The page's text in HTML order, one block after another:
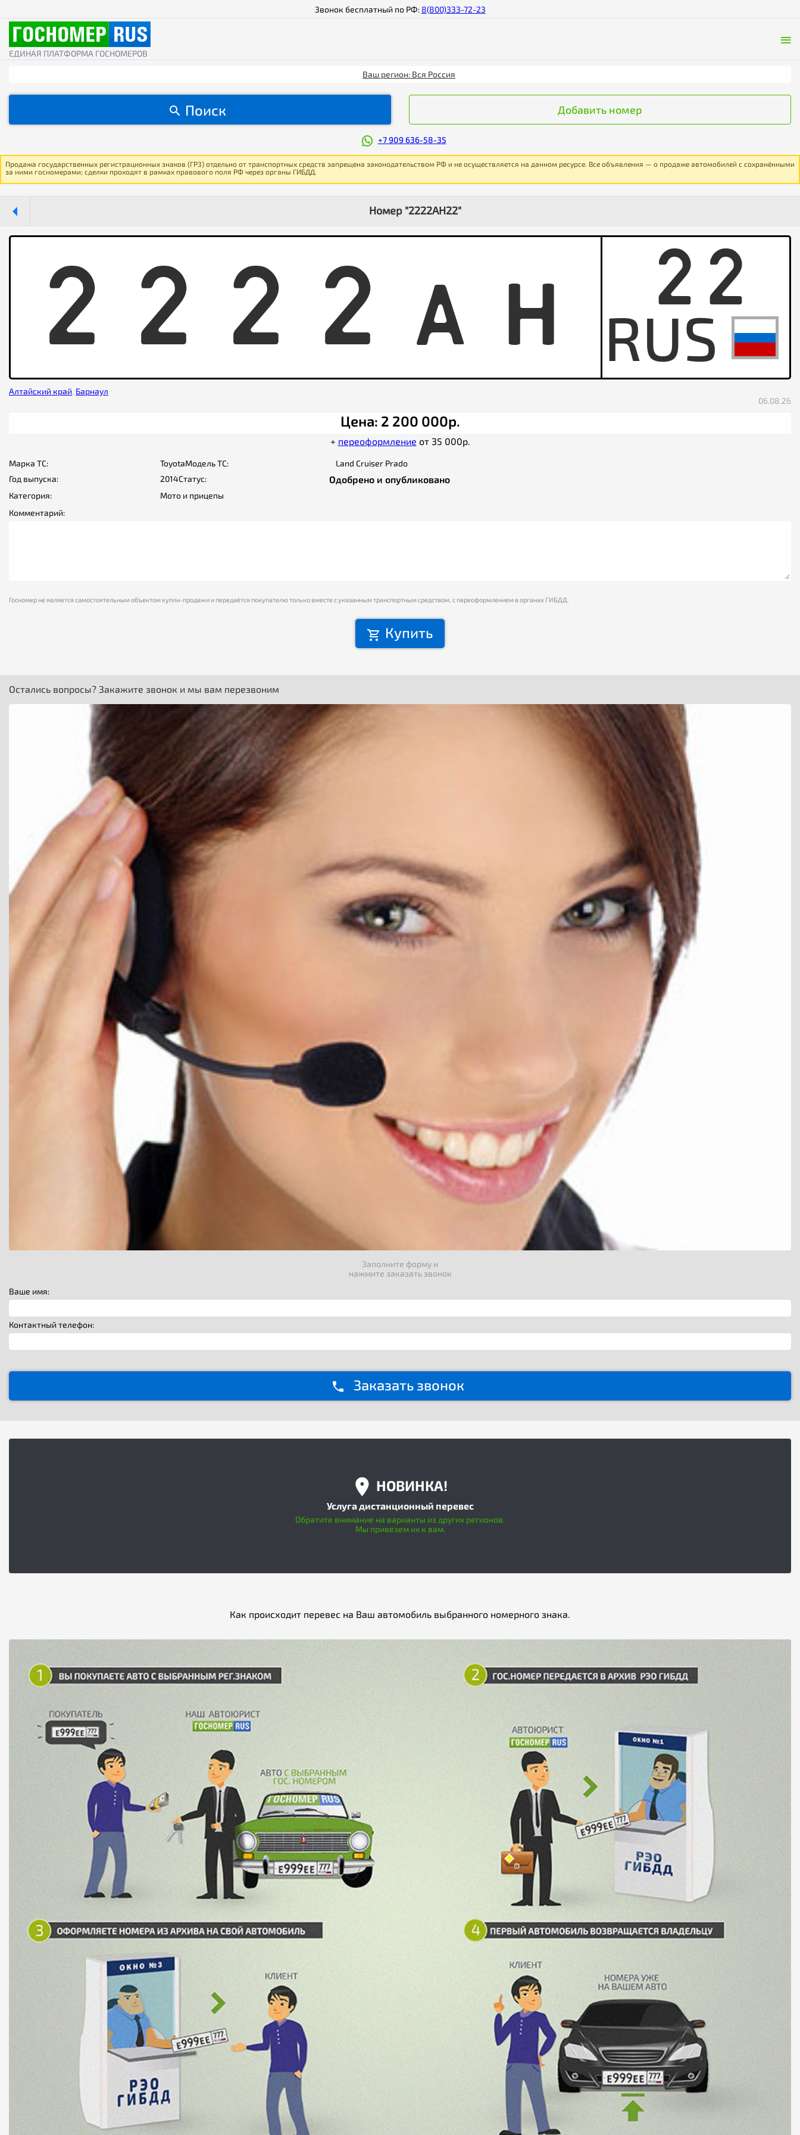
Звонок бесплатный по РФ: 8(800)333-72-23
ЕДИНАЯ ПЛАТФОРМА ГОСНОМЕРОВ
Ваш регион: Вся Россия
Поиск Добавить номер
+7 909 636-58-35
Продажа государственных регистрационных знаков (ГРЗ) отдельно от транспортных средств запрещена законодательством РФ и не осуществляется на данном ресурсе. Все объявления — о продаже автомобилей с сохранёнными
за ними госномерами; сделки проходят в рамках правового поля РФ через органы ГИБДД.
Номер "2222АН22"
2 2 2 2 A H 22
Алтайский край, Барнаул
06.08.26
Цена: 2 200 000р.
+ переоформление от 35 000р.
Марка ТС: ToyotaМодель ТС:
Land Cruiser Prado
Год выпуска:
2014Статус: Одобрено и опубликовано
Категория:
Мото и прицепы
Комментарий:
Госномер не является самостоятельным объектом купли-продажи и передаётся покупателю только вместе с указанным транспортным средством, с переоформлением в органах ГИБДД.
Купить
Остались вопросы? Закажите звонок и мы вам перезвоним
Заполните форму и
нажмите заказать звонок
Ваше имя:
Контактный телефон:
Заказать звонок
НОВИНКА!
Услуга дистанционный перевес
Обратите внимание на варианты из других регионов.
Мы привезем их к вам.
Как происходит перевес на Ваш автомобиль выбранного номерного знака.